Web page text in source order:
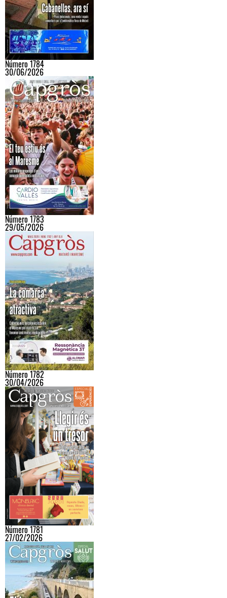
Número 1784
30/06/2026
Número 1783
29/05/2026
Número 1782
30/04/2026
Número 1781
27/02/2026